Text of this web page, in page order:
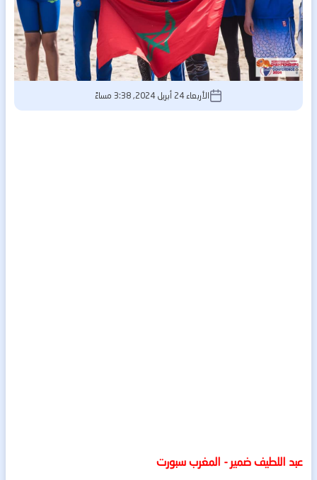
الأربعاء 24 أبريل 2024, 3:38 مساءً
عبد اللطيف ضمير - المغرب سبورت